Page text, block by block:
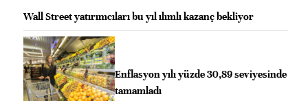
Wall Street yatırımcıları bu yıl ılımlı kazanç bekliyor
Enflasyon yılı yüzde 30,89 seviyesinde
tamamladı